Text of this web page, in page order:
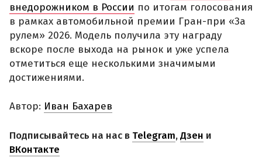
внедорожником в России по итогам голосования
в рамках автомобильной премии Гран-при «За
рулем» 2026. Модель получила эту награду
вскоре после выхода на рынок и уже успела
отметиться еще несколькими значимыми
достижениями.
Автор: Иван Бахарев
Подписывайтесь на нас в Telegram,Дзен и
ВКонтакте